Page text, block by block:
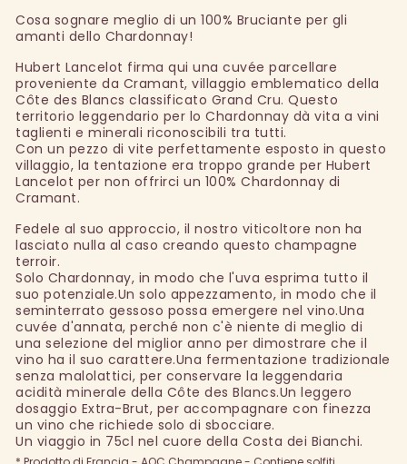
Cosa sognare meglio di un 100% Bruciante per gli
amanti dello Chardonnay!
Hubert Lancelot firma qui una cuvée parcellare
proveniente da Cramant, villaggio emblematico della
Côte des Blancs classificato Grand Cru. Questo
territorio leggendario per lo Chardonnay dà vita a vini
taglienti e minerali riconoscibili tra tutti.
Con un pezzo di vite perfettamente esposto in questo
villaggio, la tentazione era troppo grande per Hubert
Lancelot per non offrirci un 100% Chardonnay di
Cramant.
Fedele al suo approccio, il nostro viticoltore non ha
lasciato nulla al caso creando questo champagne
terroir.
Solo Chardonnay, in modo che l'uva esprima tutto il
suo potenziale.Un solo appezzamento, in modo che il
seminterrato gessoso possa emergere nel vino.Una
cuvée d'annata, perché non c'è niente di meglio di
una selezione del miglior anno per dimostrare che il
vino ha il suo carattere.Una fermentazione tradizionale
senza malolattici, per conservare la leggendaria
acidità minerale della Côte des Blancs.Un leggero
dosaggio Extra-Brut, per accompagnare con finezza
un vino che richiede solo di sbocciare.
Un viaggio in 75cl nel cuore della Costa dei Bianchi.